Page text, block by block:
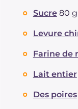
Sucre 80 g
Levure
Farine de
Lait entier
Des poires